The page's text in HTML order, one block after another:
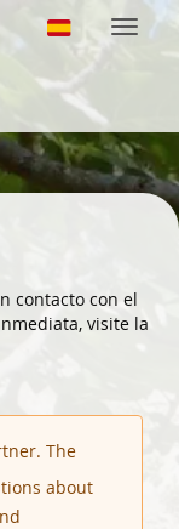
contacto con el
visite la
The
about